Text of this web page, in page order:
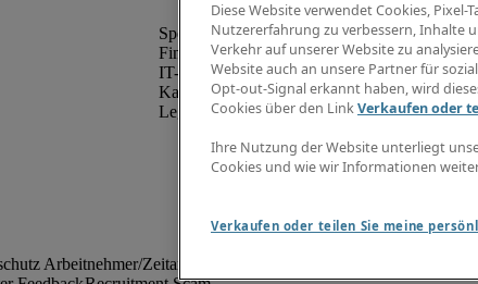
Finanz- & Rechnungswesen
IT-Bereich
Kaufmännischer Bereich
Legal
Arbeitnehmer/Zeitarbeitskräfte
Diese Website verwendet Cookies,
Nutzererfahrung zu verbessern, Inhalte
Verkehr auf unserer Website zu
Website auch an unsere Partner für
Opt-out-Signal erkannt haben, wird
Cookies über den LinkVerkaufen oder
Ihre Nutzung der Website unterliegt
Cookies und wie wir Informationen
Verkaufen oder teilen Sie meine